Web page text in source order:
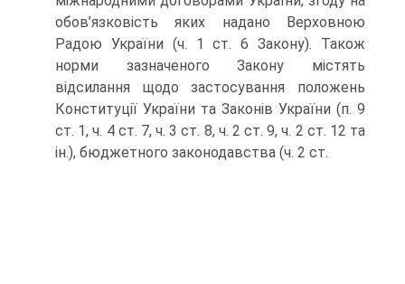
обов’язковість яких надано Верховною
Радою України (ч. 1 ст. 6 Закону). Також
норми зазначеного Закону містять
відсилання щодо застосування положень
Конституції України та Законів України (п. 9
ст. 1, ч. 4 ст. 7, ч. 3 ст. 8, ч. 2 ст. 9, ч. 2 ст. 12 та
ін.), бюджетного законодавства (ч. 2 ст.